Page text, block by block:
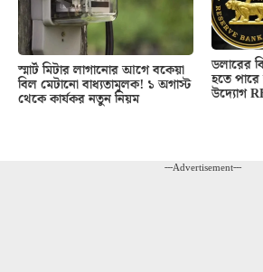
স্মার্ট মিটার লাগানোর আগে বকেয়া
বিল মেটানো বাধ্যতামূলক! ১ অগাস্ট
থেকে কার্যকর নতুন নিয়ম
ডলারের
হতে
উদ্যোগ
---Advertisement---